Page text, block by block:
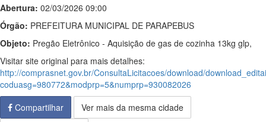
Abertura: 02/03/2026 09:00
Órgão: PREFEITURA MUNICIPAL DE PARAPEBUS
Objeto: Pregão Eletrônico - Aquisição de gas de cozinha 13kg glp,
Visitar site original para mais detalhes:
http://comprasnet.gov.br/ConsultaLicitacoes/download/
coduasg=980772&modprp=5&numprp=930082026
Compartilhar
Ver mais da mesma cidade